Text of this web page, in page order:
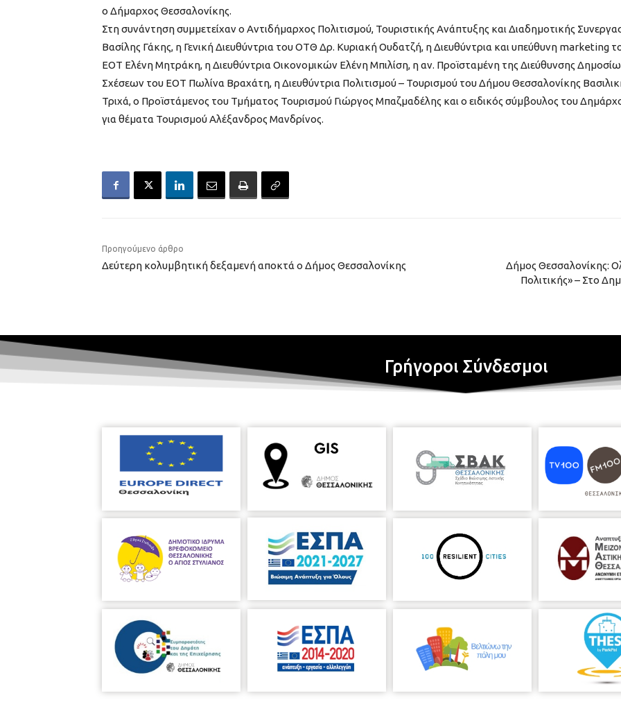
ο Δήμαρχος Θεσσαλονίκης.
Στη συνάντηση συμμετείχαν ο Αντιδήμαρχος Πολιτισμού, Τουριστικής Ανάπτυξης και Διαδημοτικής
Βασίλης Γάκης, η Γενική Διευθύντρια του ΟΤΘ Δρ. Κυριακή Ουδατζή, η Διευθύντρια και υπεύθυνη marketing
ΕΟΤ Ελένη Μητράκη, η Διευθύντρια Οικονομικών Ελένη Μπιλίση, η αν. Προϊσταμένη της Διεύθυνσης
Σχέσεων του ΕΟΤ Πωλίνα Βραχάτη, η Διευθύντρια Πολιτισμού – Τουρισμού του Δήμου Θεσσαλονίκης
Τριχά, ο Προϊστάμενος του Τμήματος Τουρισμού Γιώργος Μπαζμαδέλης και ο ειδικός σύμβουλος του
για θέματα Τουρισμού Αλέξανδρος Μανδρίνος.
Προηγούμενο άρθρο
Δεύτερη κολυμβητική δεξαμενή αποκτά ο Δήμος Θεσσαλονίκης
Δήμος Θεσσαλονίκης:
Πολιτικής» – Στο
Γρήγοροι Σύνδεσμοι